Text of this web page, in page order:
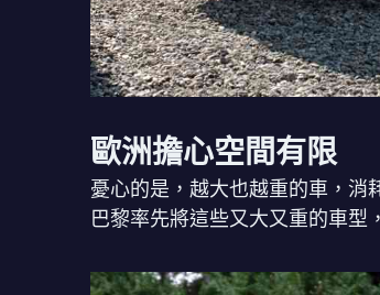
歐洲擔心空間有限
憂心的是，越大也越重的車，消
巴黎率先將這些又大又重的車型